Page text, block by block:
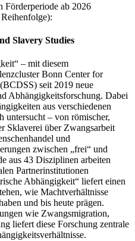
Förderperiode ab 2026
Slavery Studies
– mit diesem
Bonn Center for
seit 2019 neue
Abhängigkeitsforschung. Dabei
aus verschiedenen
untersucht – von römischer,
Sklaverei über Zwangsarbeit
und
zwischen „frei“ und
aus 43 Disziplinen arbeiten
Partnerinstitutionen
Abhängigkeit“ liefert einen
wie Machtverhältnisse
und bis heute prägen.
wie Zwangsmigration,
liefert diese Forschung zentrale